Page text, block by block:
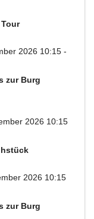
2026 10:15 -
zur Burg
2026 10:15
2026 10:15
zur Burg